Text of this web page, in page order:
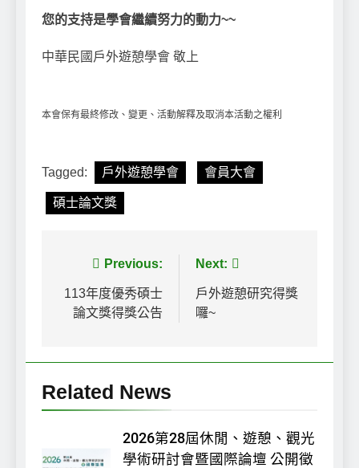
您的支持是學會繼續努力的動力~~
中華民國戶外遊憩學會 敬上
本會保有最終修改、變更、活動解釋及取消本活動之權利
Tagged: 戶外遊憩學會 會員大會
碩士論文獎
章
導
Previous:
113年度優秀碩士
論文獎得獎公告
Next:
戶外遊憩研究得獎
囉~
Related News
2026第28屆休閒、遊憩、觀光
學術研討會暨國際論壇 公開徵